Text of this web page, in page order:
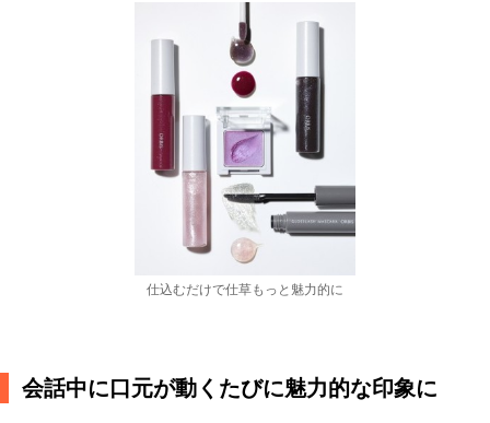
仕込むだけで仕草もっと魅力的に
会話中に口元が動くたびに魅力的な印象に